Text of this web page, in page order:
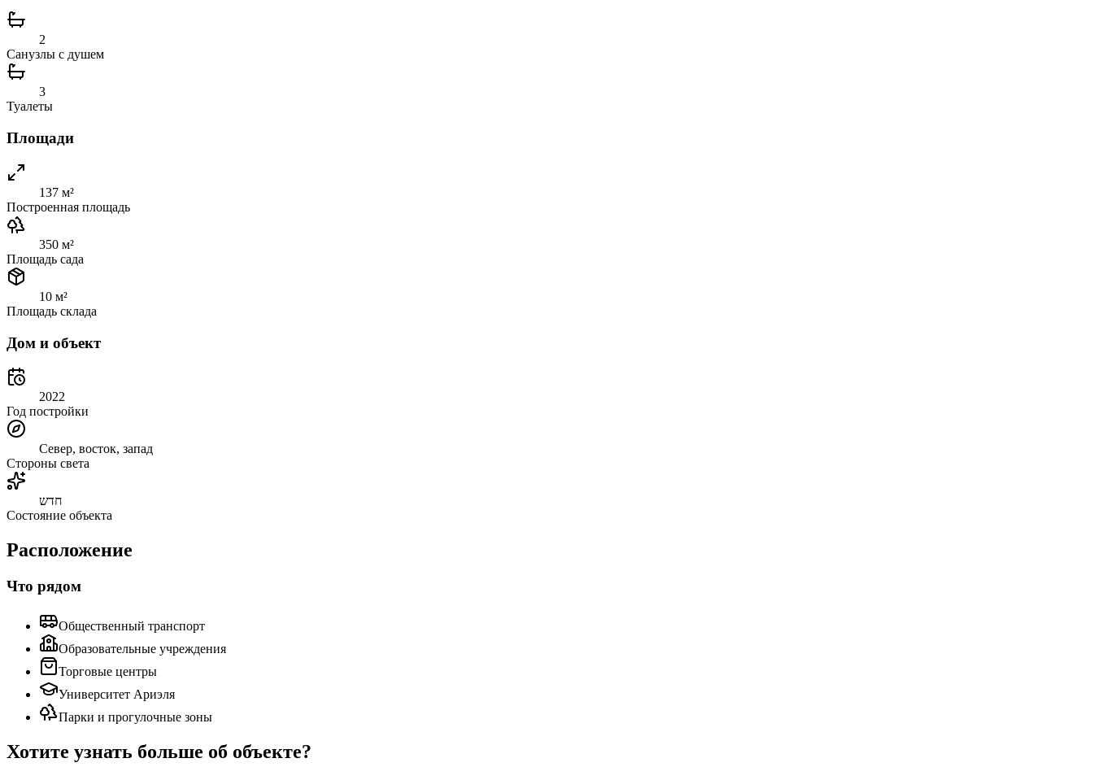
2
Санузлы с душем
3
Туалеты
Площади
137 м²
Построенная площадь
350 м²
Площадь сада
10 м²
Площадь склада
Дом и объект
2022
Год постройки
Север, восток, запад
Стороны света
חדש
Состояние объекта
Расположение
Что рядом
Общественный транспорт
Образовательные учреждения
Торговые центры
Университет Ариэля
Парки и прогулочные зоны
Хотите узнать больше об объекте?